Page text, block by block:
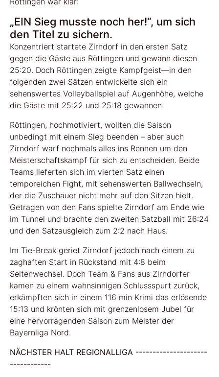
„EIN Sieg musste noch her!“, um sich
den Titel zu sichern.
Konzentriert startete Zirndorf in den ersten Satz
gegen die Gäste aus Röttingen und gewann diesen
25:20. Doch Röttingen zeigte Kampfgeist—in den
folgenden zwei Sätzen entwickelte sich ein
sehenswertes Volleyballspiel auf Augenhöhe, welche
die Gäste mit 25:22 und 25:18 gewannen.
Röttingen, hochmotiviert, wollten die Saison
unbedingt mit einem Sieg beenden – aber auch
Zirndorf warf nochmals alles ins Rennen um den
Meisterschaftskampf für sich zu entscheiden. Beide
Teams lieferten sich im vierten Satz einen
temporeichen Fight, mit sehenswerten Ballwechseln,
der die Zuschauer nicht mehr auf den Sitzen hielt.
Getragen von den Fans spielte Zirndorf am Ende wie
im Tunnel und brachte den zweiten Satzball mit 26:24
und den Satzausgleich zum 2:2 nach Haus.
Im Tie-Break geriet Zirndorf jedoch nach einem zu
zaghaften Start in Rückstand mit 4:8 beim
Seitenwechsel. Doch Team & Fans aus Zirndorfer
kamen zu einem wahnsinnigen Schlussspurt zurück,
erkämpften sich in einem 116 min Krimi das erlösende
15:13 und krönten sich mit grenzenlosem Jubel für
eine hervorragenden Saison zum Meister der
Bayernliga Nord.
NÄCHSTER HALT REGIONALLIGA ---------------------
------------